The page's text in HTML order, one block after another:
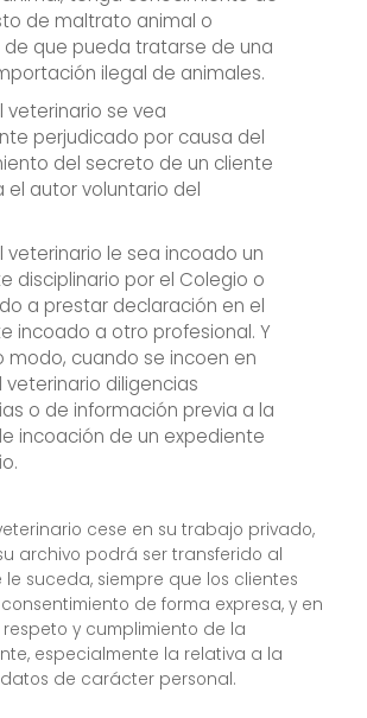
de maltrato animal o
que pueda tratarse de una
ilegal de animales.
veterinario se vea
perjudicado por causa del
del secreto de un cliente
el autor voluntario del
veterinario le sea incoado un
disciplinario por el Colegio o
a prestar declaración en el
incoado a otro profesional. Y
modo, cuando se incoen en
veterinario diligencias
o de información previa a la
incoación de un expediente
cese en su trabajo privado,
archivo podrá ser transferido al
suceda, siempre que los clientes
de forma expresa, y en
y cumplimiento de la
especialmente la relativa a la
de carácter personal.